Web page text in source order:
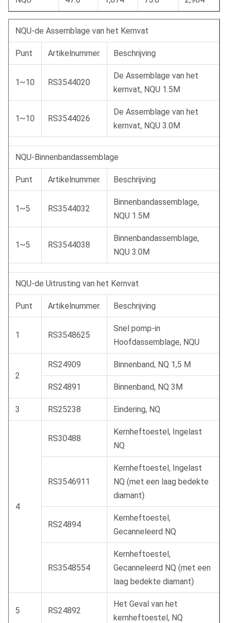
NQU-de Assemblage van het Kernvat
Punt Artikelnummer. Beschrijving
1~10 RS3544020
De Assemblage van het
kernvat, NQU 1.5M
1~10 RS3544026
De Assemblage van het
kernvat, NQU 3.0M
NQU-Binnenbandassemblage
Punt Artikelnummer. Beschrijving
1~5 RS3544032
Binnenbandassemblage,
NQU 1.5M
1~5 RS3544038
Binnenbandassemblage,
NQU 3.0M
NQU-de Uitrusting van het Kernvat
Punt Artikelnummer. Beschrijving
1 RS3548625
Snel pomp-in
Hoofdassemblage, NQU
2
RS24909 Binnenband, NQ 1,5 M
RS24891 Binnenband, NQ 3M
3 RS25238 Eindering, NQ
4
RS30488
Kernheftoestel, Ingelast
NQ
RS3546911
Kernheftoestel, Ingelast
NQ (met een laag bedekte
diamant)
RS24894
Kernheftoestel,
Gecanneleerd NQ
RS3548554
Kernheftoestel,
Gecanneleerd NQ (met een
laag bedekte diamant)
5 RS24892
Het Geval van het
kernheftoestel, NQ